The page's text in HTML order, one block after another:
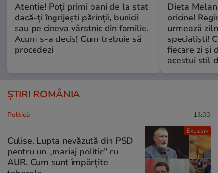
Atenție! Poți primi bani de la stat
dacă-ți îngrijești părinții, bunicii
sau pe cineva vârstnic din familie.
Acum s-a decis! Cum trebuie să
procedezi
Dieta
oricine!
urmează
specialiști!
fiecare zi și
acestui stil
ȘTIRI ROMÂNIA
Exclusiv
Politică 16:00
Culise. Lupta nevăzută din PSD
pentru un „mariaj politic” cu
AUR. Cum sunt împărțite